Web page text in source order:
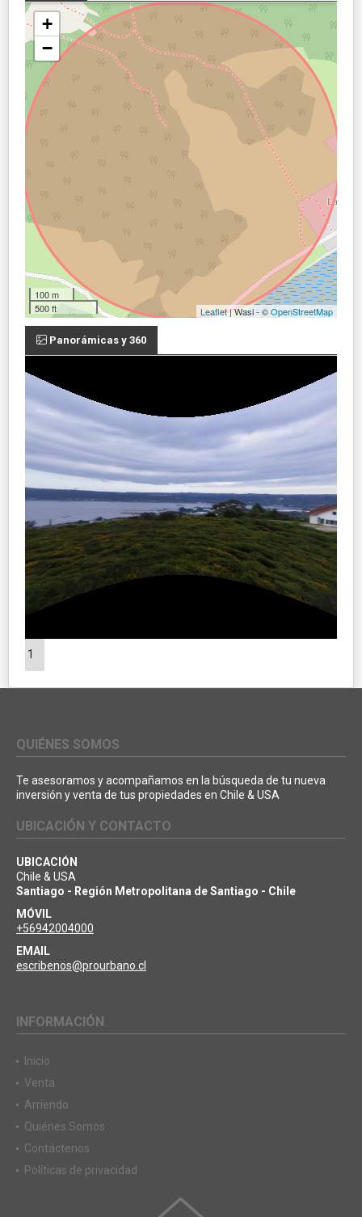
+
−
100 m
500 ft
Leaflet| Wasi - ©OpenStreetMap
Panorámicas y 360
1
QUIÉNES SOMOS
Te asesoramos y acompañamos en la búsqueda de tu nueva
inversión y venta de tus propiedades en Chile & USA
UBICACIÓN Y CONTACTO
UBICACIÓN
Chile & USA
Santiago - Región Metropolitana de Santiago - Chile
MÓVIL
+56942004000
EMAIL
escribenos@prourbano.cl
INFORMACIÓN
Inicio
Venta
Arriendo
Quiénes Somos
Contáctenos
Políticas de privacidad